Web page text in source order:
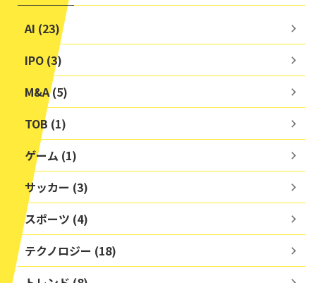
AI (23)
IPO (3)
M&A (5)
TOB (1)
ゲーム (1)
サッカー (3)
スポーツ (4)
テクノロジー (18)